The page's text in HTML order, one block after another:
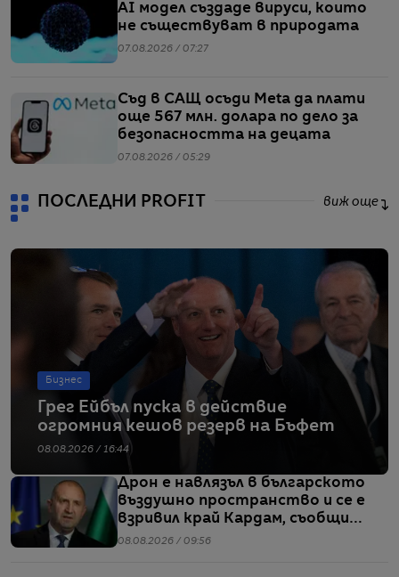
AI модел създаде вируси, които
не съществуват в природата
07.08.2026 / 07:27
Съд в САЩ осъди Meta да плати
още 567 млн. долара по дело за
безопасността на децата
07.08.2026 / 05:29
ПОСЛЕДНИ PROFIT виж още
Бизнес
Грег Ейбъл пуска в действие
огромния кешов резерв на Бъфет
08.08.2026 / 16:44
Дрон е навлязъл в българското
въздушно пространство и се е
взривил край Кардам, съобщи
Радев
08.08.2026 / 09:56